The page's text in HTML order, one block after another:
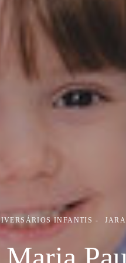
INFANTIS